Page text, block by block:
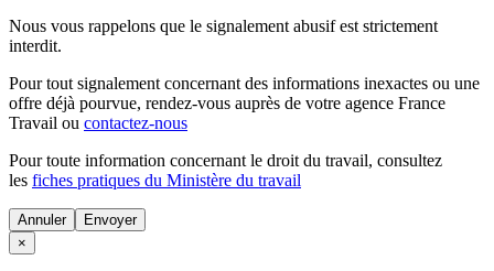
Nous vous rappelons que le signalement abusif est strictement
interdit.
Pour tout signalement concernant des informations inexactes ou une
offre déjà pourvue, rendez-vous auprès de votre agence France
Travail ou contactez-nous
Pour toute information concernant le droit du travail, consultez
les fiches pratiques du Ministère du travail
Annuler
×